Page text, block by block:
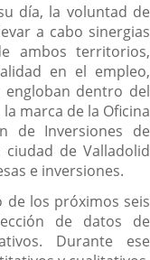
día, la voluntad de
a cabo sinergias
ambos territorios,
en el empleo,
dentro del
marca de la Oficina
de Inversiones de
de Valladolid
e inversiones.
de los próximos seis
de datos de
Durante ese